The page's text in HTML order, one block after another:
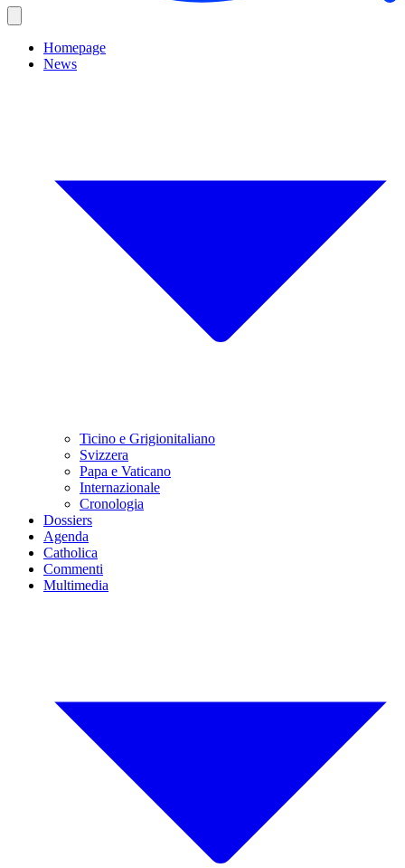
Homepage
News
Ticino e Grigionitaliano
Svizzera
Papa e Vaticano
Internazionale
Cronologia
Dossiers
Agenda
Catholica
Commenti
Multimedia